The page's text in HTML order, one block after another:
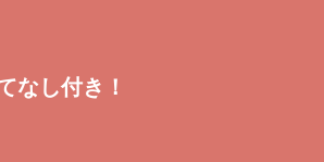
なし付き！